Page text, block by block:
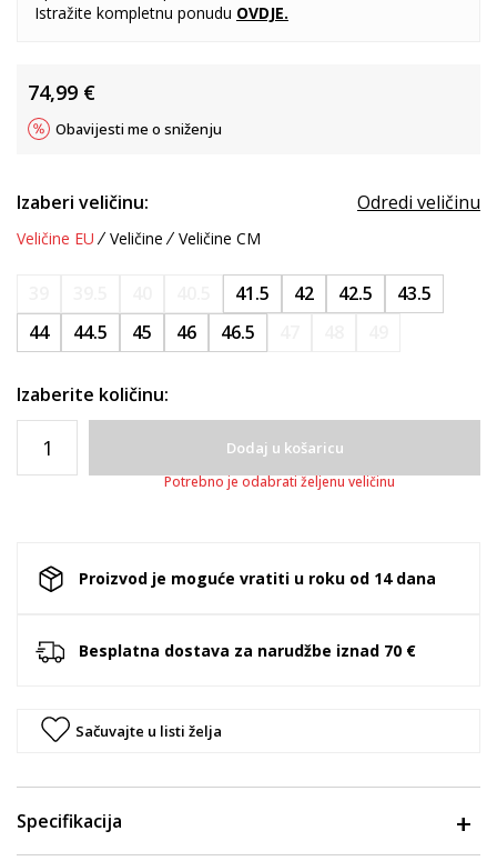
Istražite kompletnu ponudu OVDJE.
74,99 €
Obavijesti me o sniženju
Izaberi veličinu: Odredi veličinu
Veličine EU Veličine Veličine CM
41.5 42 42.5
43.5
44
44.5 45 46 46.5
Izaberite količinu:
Dodaj u košaricu
Potrebno je odabrati željenu veličinu
Proizvod je moguće vratiti u roku od 14 dana
Besplatna dostava za narudžbe iznad 70 €
Sačuvajte u listi želja
Specifikacija